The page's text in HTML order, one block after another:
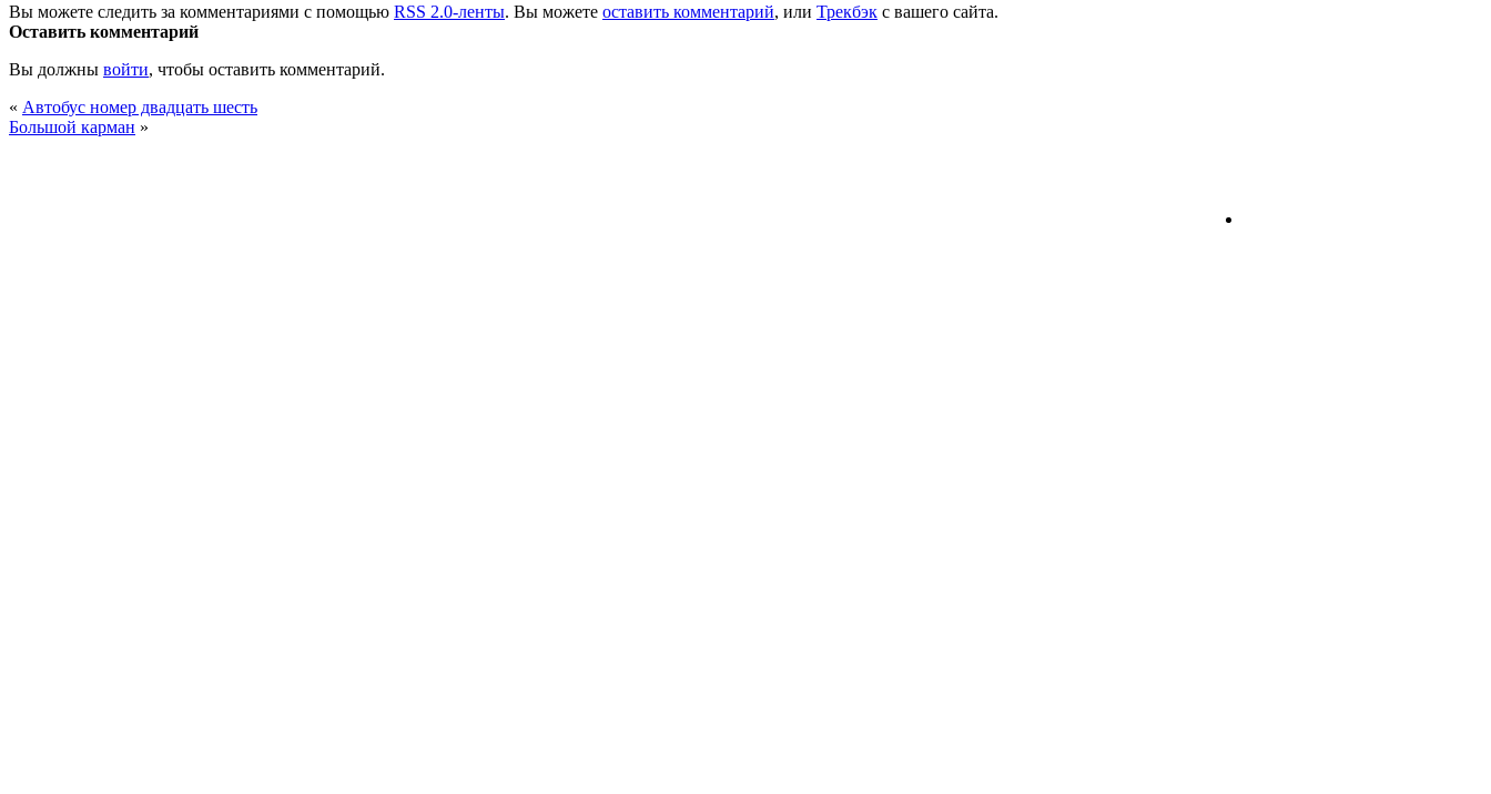
Вы можете следить за комментариями с помощью RSS 2.0-ленты. Вы можете оставить комментарий, или Трекбэк с вашего сайта.
Оставить комментарий
Вы должны войти, чтобы оставить комментарий.
« Автобус номер двадцать шесть
Большой карман »